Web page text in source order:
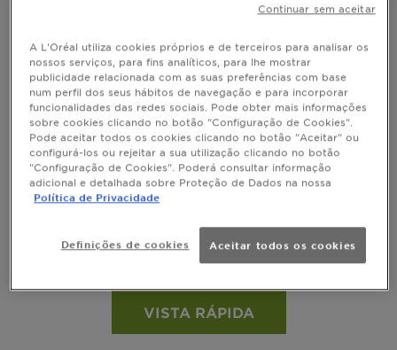
FRUCTIS
Amaciador Cresce Forte
5 out of 5 stars based on reviews
Ver todas as reviews
VISTA RÁPIDA
A L'Oréal utiliza cookies próprios e de terceiros para analisar os
nossos serviços, para fins analíticos, para lhe mostrar
publicidade relacionada com as suas preferências com base
num perfil dos seus hábitos de navegação e para incorporar
funcionalidades das redes sociais. Pode obter mais informações
sobre cookies clicando no botão "Configuração de Cookies".
Pode aceitar todos os cookies clicando no botão "Aceitar" ou
configurá-los ou rejeitar a sua utilização clicando no botão
"Configuração de Cookies". Poderá consultar informação
adicional e detalhada sobre Proteção de Dados na nossa
Política de Privacidade
Definições de cookies Aceitar todos os cookies
Continuar sem aceitar